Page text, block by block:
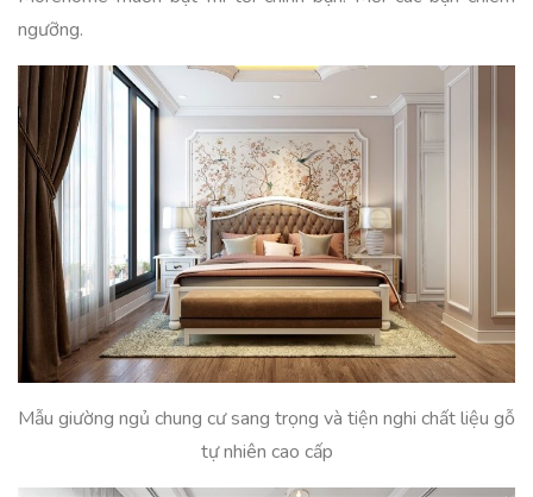
ngưỡng.
Mẫu giường ngủ chung cư sang trọng và tiện nghi chất liệu gỗ
tự nhiên cao cấp